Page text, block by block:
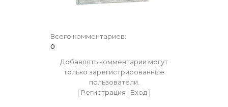
Всего комментариев:
0
Добавлять комментарии могут
только зарегистрированные
пользователи.
[ Регистрация | Вход]